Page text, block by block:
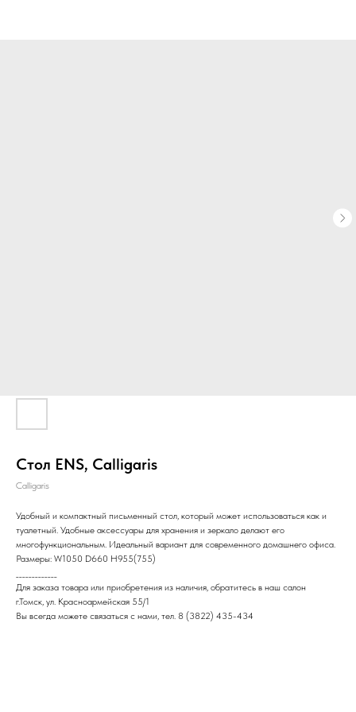
Стол ENS, Calligaris
Calligaris
Удобный и компактный письменный стол, который может использоваться как и
туалетный. Удобные аксессуары для хранения и зеркало делают его
многофункциональным. Идеальный вариант для современного домашнего офиса.
Размеры: W1050 D660 H955(755)
Для заказа товара или приобретения из наличия, обратитесь в наш салон
г.Томск, ул. Красноармейская 55/1
Вы всегда можете связаться с нами, тел. 8 (3822) 435-434